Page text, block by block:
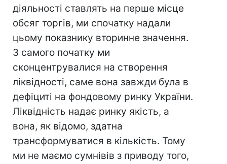
діяльності ставлять на перше місце
обсяг торгів, ми спочатку надали
цьому показнику вторинне значення.
З самого початку ми
сконцентрувалися на створення
ліквідності, саме вона завжди була в
дефіциті на фондовому ринку України.
Ліквідність надає ринку якість, а
вона, як відомо, здатна
трансформуватися в кількість. Тому
ми не маємо сумнівів з приводу того,